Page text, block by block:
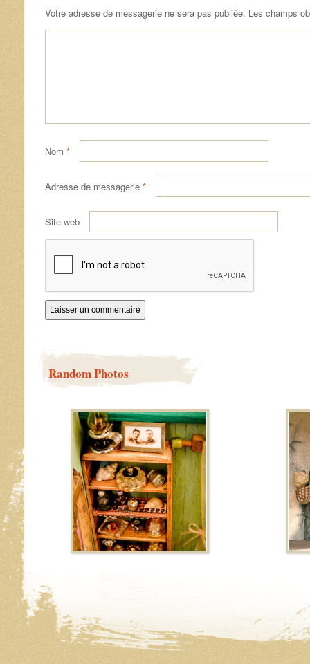
Votre adresse de messagerie ne sera pas publiée. Les champs
Nom *
Adresse de messagerie *
Site web
Random Photos